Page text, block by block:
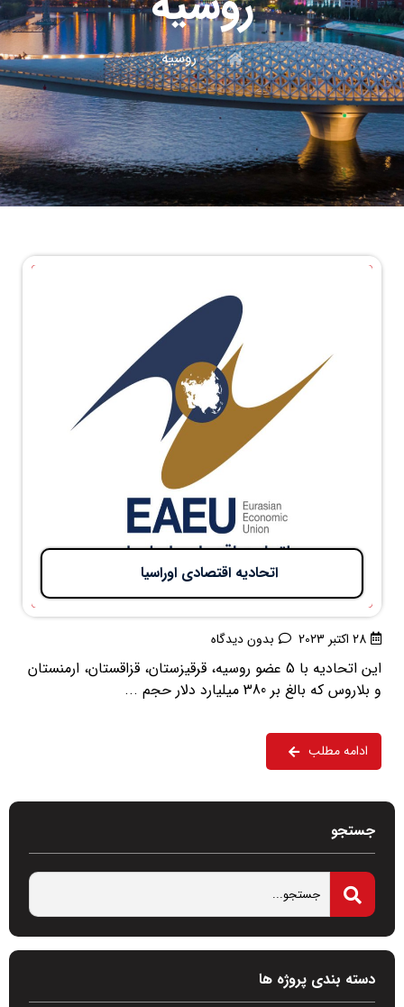
روسیه
اتحادیه اقتصادی اوراسیا​
28 اکتبر 2023 بدون دیدگاه
این اتحادیه با 5 عضو روسیه، قرقیزستان، قزاقستان، ارمنستان
و بلاروس که بالغ بر 380 میلیارد دلار حجم ...
ادامه مطلب
جستجو
دسته بندی پروژه ها